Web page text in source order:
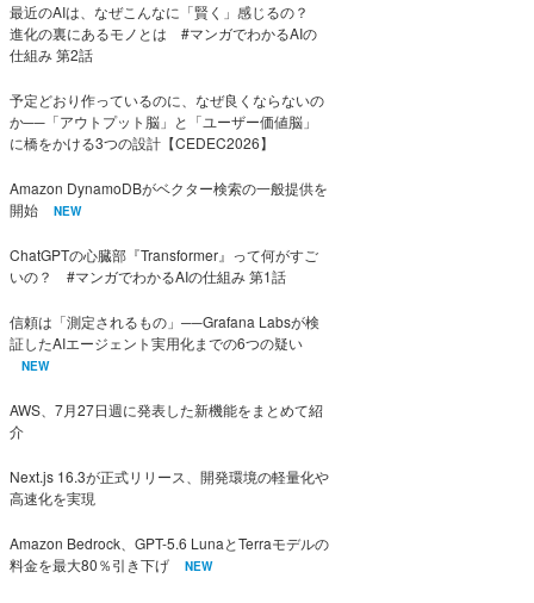
最近のAIは、なぜこんなに「賢く」感じるの？
進化の裏にあるモノとは #マンガでわかるAIの
仕組み 第2話
予定どおり作っているのに、なぜ良くならないの
か──「アウトプット脳」と「ユーザー価値脳」
に橋をかける3つの設計【CEDEC2026】
Amazon DynamoDBがベクター検索の一般提供を
開始
NEW
ChatGPTの心臓部『Transformer』って何がすご
いの？ #マンガでわかるAIの仕組み 第1話
信頼は「測定されるもの」──Grafana Labsが検
証したAIエージェント実用化までの6つの疑い
NEW
AWS、7月27日週に発表した新機能をまとめて紹
介
Next.js 16.3が正式リリース、開発環境の軽量化や
高速化を実現
Amazon Bedrock、GPT-5.6 LunaとTerraモデルの
料金を最大80％引き下げ
NEW